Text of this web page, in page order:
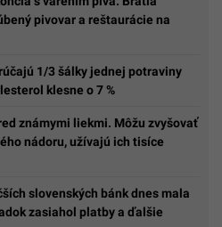
pivovar a reštaurácie na
1/3 šálky jednej potraviny
klesne o 7 %
známymi liekmi. Môžu zvyšovať
nádoru, užívajú ich tisíce
slovenských bánk dnes mala
zasiahol platby a ďalšie